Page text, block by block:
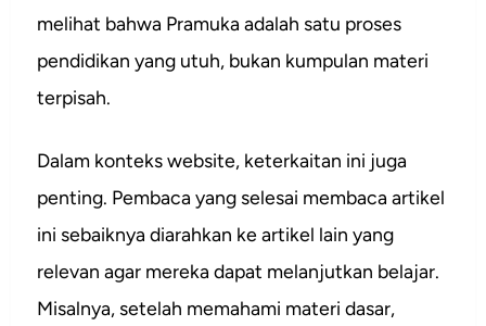
melihat bahwa Pramuka adalah satu proses
pendidikan yang utuh, bukan kumpulan materi
terpisah.
Dalam konteks website, keterkaitan ini juga
penting. Pembaca yang selesai membaca artikel
ini sebaiknya diarahkan ke artikel lain yang
relevan agar mereka dapat melanjutkan belajar.
Misalnya, setelah memahami materi dasar,